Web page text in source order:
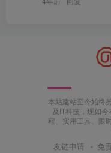
本站建站至今始终
及IT科技，现如
程、实用工具、限
友链申请 免